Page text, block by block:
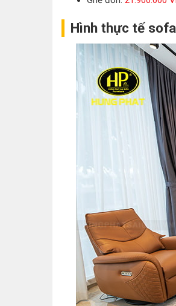
Hình thực tế